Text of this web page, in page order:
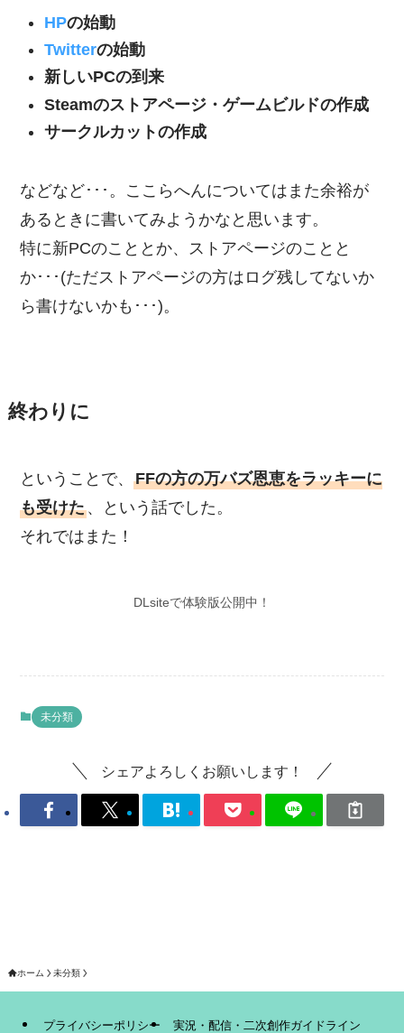
HPの始動
Twitterの始動
新しいPCの到来
Steamのストアページ・ゲームビルドの作成
サークルカットの作成
などなど･･･。ここらへんについてはまた余裕が
あるときに書いてみようかなと思います。
特に新PCのこととか、ストアページのことと
か･･･(ただストアページの方はログ残してないか
ら書けないかも･･･)。
終わりに
ということで、FFの方の万バズ恩恵をラッキーに
も受けた、という話でした。
それではまた！
DLsiteで体験版公開中！
未分類
シェアよろしくお願いします！
ホーム 未分類
プライバシーポリシー 実況・配信・二次創作ガイドライン